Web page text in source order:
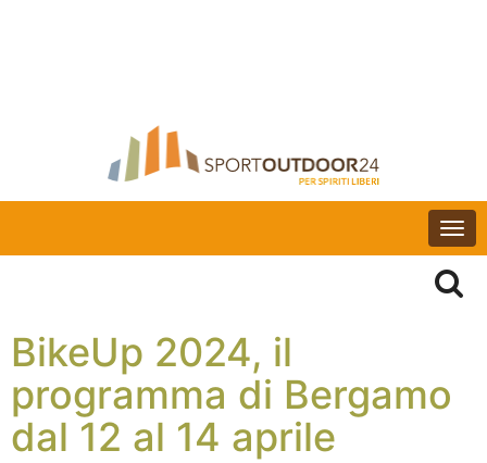
BikeUp 2024, il
programma di Bergamo
dal 12 al 14 aprile